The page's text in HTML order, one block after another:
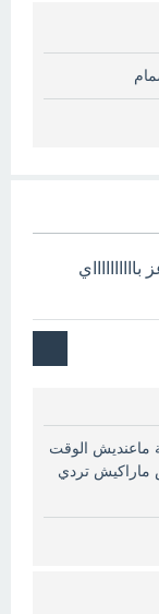
ماعنديش الوقت
ماراكيش تردي